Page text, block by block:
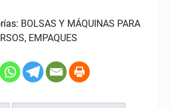
BOLSAS Y MÁQUINAS PARA
, EMPAQUES